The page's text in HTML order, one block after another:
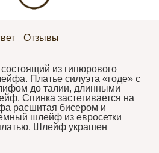
Отзывы
из гипюрового
Платье силуэта «годе» с
до талии, длинными
Спинка застегивается на
расшитая бисером и
шлейф из евросетки
Шлейф украшен